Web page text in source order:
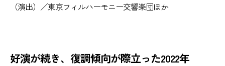
（演出）／東京フィルハーモニー交響楽団ほか
好演が続き、復調傾向が際立った2022年